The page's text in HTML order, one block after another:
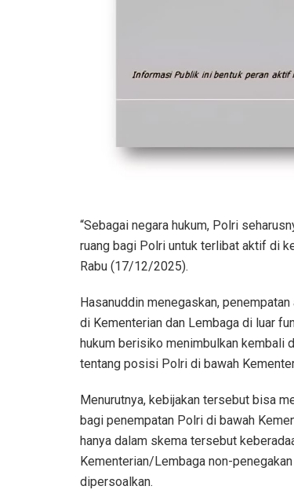
“Sebagai negara hukum, Polri
ruang bagi Polri untuk terlibat aktif di
Rabu (17/12/2025).
Hasanuddin menegaskan,
di Kementerian dan Lembaga di luar
hukum berisiko menimbulkan kembali
tentang posisi Polri di bawah
Menurutnya, kebijakan tersebut bisa
bagi penempatan Polri di bawah
hanya dalam skema tersebut
Kementerian/Lembaga non-
dipersoalkan.